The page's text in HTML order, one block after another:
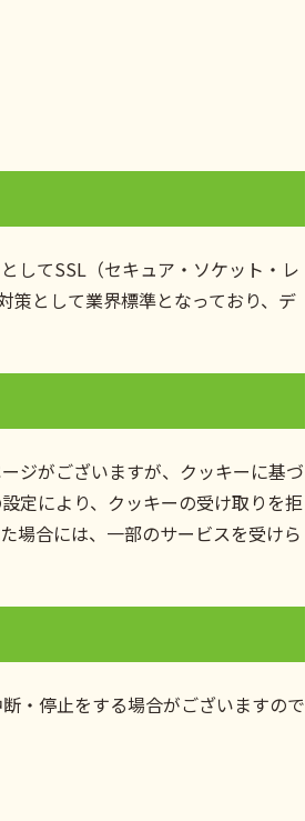
してSSL（セキュア・ソケット・レ
策として業界標準となっており、デ
ジがございますが、クッキーに基づ
定により、クッキーの受け取りを拒
場合には、一部のサービスを受けら
・停止をする場合がございますので